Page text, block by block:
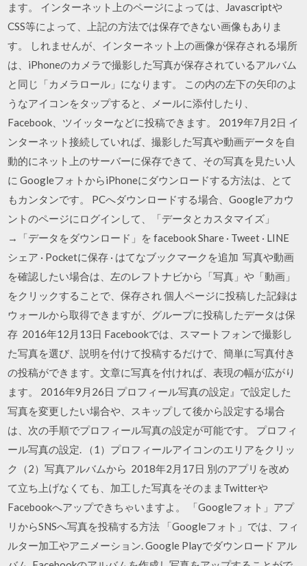
ます。 インターネット上のページによっては、Javascriptや
CSS等によって、上記の方法では保存できない画像もありま
す。 しれませんが、インターネット上の画像が保存される場所
は、iPhoneのカメラで撮影した写真が保存されているアルバム
と同じ「カメラロール」になります。 この内の左下の矢印のよ
うなアイコンをタップすると、メールに添付したり、
Facebook、ツイッターなどに投稿できます。 2019年7月2日 イ
ンターネット接続していれば、撮影した写真や動画データを自
動的にネット上のサーバーに保存できて、その写真を見たい人
に GoogleフォトからiPhoneにダウンロードする方法は、とて
もカンタンです。 PCへダウンロードする場合、Googleアカウ
ントのページにログインして、「データとカスタマイズ」
→「データをダウンロード」を facebook Share · Tweet · LINE
シェア · Pocketに保存 · はてなブックマークを追加 写真や動画
を確認したい場合は、左のレフトナビから「写真」や「動画」
をクリックすることで、保存され 個人ページに投稿した記録は
ウォールから取得できますが、グループに投稿したデータは保
存 2016年12月13日 Facebookでは、スマートフォンで撮影し
た写真を選び、説明を付けて投稿するだけで、簡単に写真付き
の投稿ができます。文章に写真を付ければ、表現の幅が広がり
ます。 2016年9月26日 プロフィール写真の設定』で設定した
写真を変更したい場合や、スキップして後から設定する場合
は、次の手順でプロフィール写真の設定が可能です。 プロフィ
ール写真の設定. （1）プロフィールアイコンのエリアをクリッ
ク（2）写真アルバムから 2018年2月17日 別のアプリを改め
て立ち上げなくても、加工した写真をそのままTwitterや
Facebookへアップできちゃいますよ。 「Googleフォト」アプ
リからSNSへ写真を投稿する方法 「Googleフォト」では、フィ
ルター加工やアニメーション. Google Playでダウンロード アル